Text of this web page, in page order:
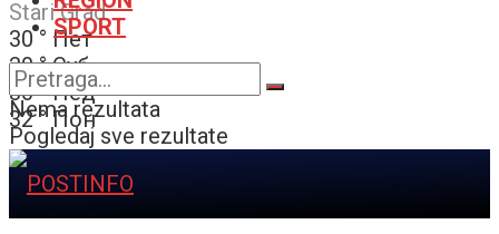
Stari Grad
30 ° Пет
30 ° Суб
30 ° Нед
32 ° Пон
SPORT
Nema rezultata
Pogledaj sve rezultate